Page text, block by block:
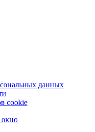
данных
cookie
окно